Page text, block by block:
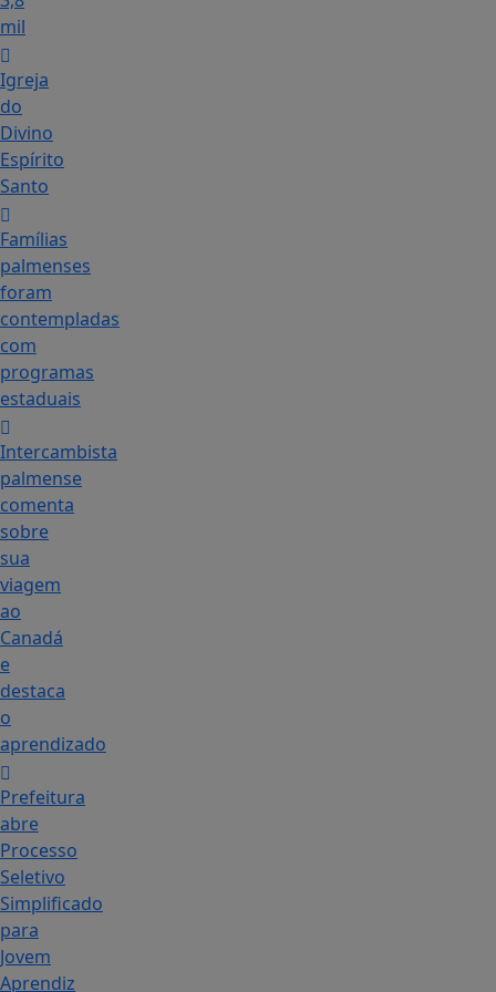
mil
Igreja
do
Divino
Espírito
Santo
Famílias
palmenses
foram
contempladas
com
programas
estaduais
Intercambista
palmense
comenta
sobre
sua
viagem
ao
Canadá
e
destaca
o
aprendizado
Prefeitura
abre
Processo
Seletivo
Simplificado
para
Jovem
Aprendiz